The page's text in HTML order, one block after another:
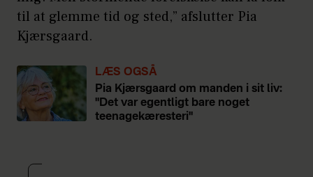
til at glemme tid og sted,” afslutter Pia
Kjærsgaard.
LÆS OGSÅ
Pia Kjærsgaard om manden i sit liv:
"Det var egentligt bare noget
teenagekæresteri"